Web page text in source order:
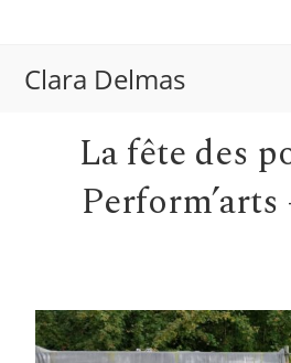
Clara Delmas
La fête des
Perform’arts